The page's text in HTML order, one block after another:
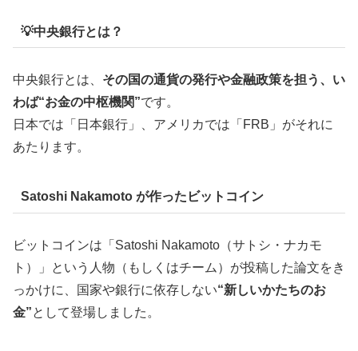
💡中央銀行とは？
中央銀行とは、 その国の通貨の発行や金融政策を担う、い
わば“お金の中枢機関”です。
日本では「日本銀行」、アメリカでは「FRB」がそれに
あたります。
Satoshi Nakamoto が作ったビットコイン
ビットコインは「Satoshi Nakamoto（サトシ・ナカモ
ト）」という人物（もしくはチーム）が投稿した論文をき
っかけに、国家や銀行に依存しない“新しいかたちのお
金”として登場しました。